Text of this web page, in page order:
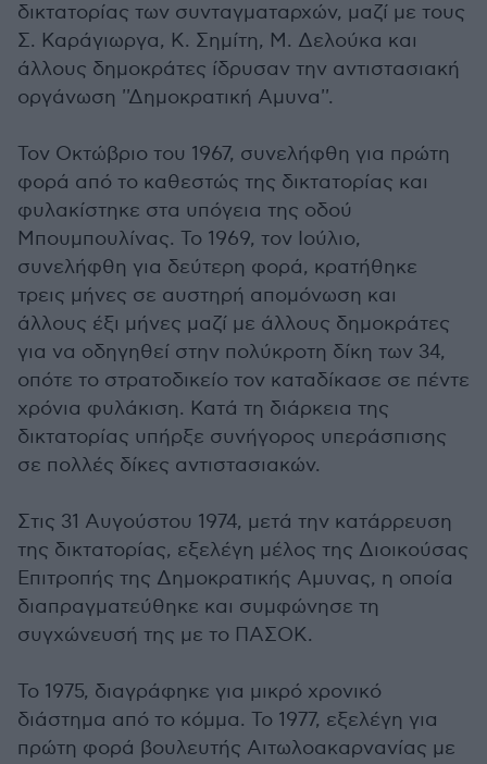
δικτατορίας των συνταγματαρχών, μαζί με τους
Σ. Καράγιωργα, Κ. Σημίτη, Μ. Δελούκα και
άλλους δημοκράτες ίδρυσαν την αντιστασιακή
οργάνωση ''Δημοκρατική Αμυνα''.
Τον Οκτώβριο του 1967, συνελήφθη για πρώτη
φορά από το καθεστώς της δικτατορίας και
φυλακίστηκε στα υπόγεια της οδού
Μπουμπουλίνας. Το 1969, τον Ιούλιο,
συνελήφθη για δεύτερη φορά, κρατήθηκε
τρεις μήνες σε αυστηρή απομόνωση και
άλλους έξι μήνες μαζί με άλλους δημοκράτες
για να οδηγηθεί στην πολύκροτη δίκη των 34,
οπότε το στρατοδικείο τον καταδίκασε σε πέντε
χρόνια φυλάκιση. Κατά τη διάρκεια της
δικτατορίας υπήρξε συνήγορος υπεράσπισης
σε πολλές δίκες αντιστασιακών.
Στις 31 Αυγούστου 1974, μετά την κατάρρευση
της δικτατορίας, εξελέγη μέλος της Διοικούσας
Επιτροπής της Δημοκρατικής Αμυνας, η οποία
διαπραγματεύθηκε και συμφώνησε τη
συγχώνευσή της με το ΠΑΣΟΚ.
Το 1975, διαγράφηκε για μικρό χρονικό
διάστημα από το κόμμα. Το 1977, εξελέγη για
πρώτη φορά βουλευτής Αιτωλοακαρνανίας με